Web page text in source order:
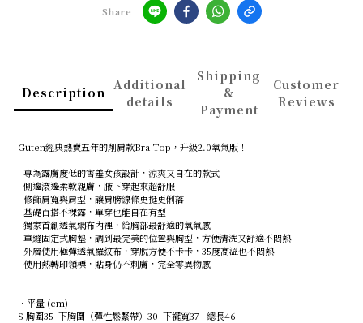
Share
Description
Additional
details
Shipping
&
Payment
Customer
Reviews
Guten經典熱賣五年的削肩款Bra Top，升級2.0氧氣版！
- 專為露膚度低的害羞女孩設計，涼爽又自在的款式
- 側邊滾邊柔軟親膚，腋下穿起來超舒服
- 修飾肩寬與肩型，讓肩膀線條更挺更俐落
- 基礎百搭不裸露，單穿也能自在有型
- 獨家首創透氣網布內裡，給胸部最舒適的氧氣感
- 車縫固定式胸墊，調到最完美的位置與胸型，方便清洗又舒適不悶熱
- 外層使用極彈透氣羅紋布，穿脫方便不卡卡，35度高溫也不悶熱
- 使用熱轉印領標，貼身仍不刺膚，完全零異物感
・平量 (cm)
S 胸圍35 下胸圍（彈性鬆緊帶）30 下襬寬37 總長46